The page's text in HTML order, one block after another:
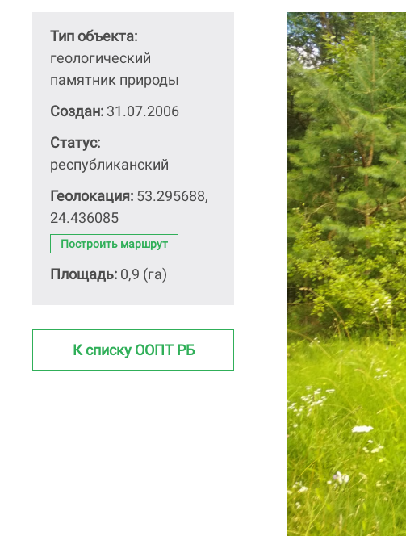
Тип объекта:
геологический
памятник природы
Создан: 31.07.2006
Статус:
республиканский
Геолокация: 53.295688,
24.436085
Построить маршрут
Площадь: 0,9 (га)
К списку ООПТ РБ